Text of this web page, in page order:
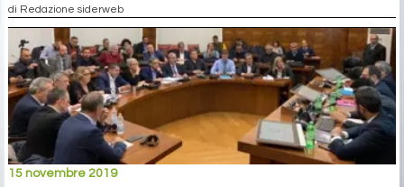
di Redazione siderweb
15 novembre 2019